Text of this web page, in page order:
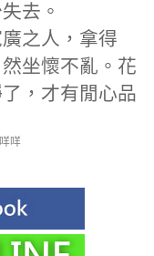
去。
之人，拿得
坐懷不亂。花
，才有閒心品
咩